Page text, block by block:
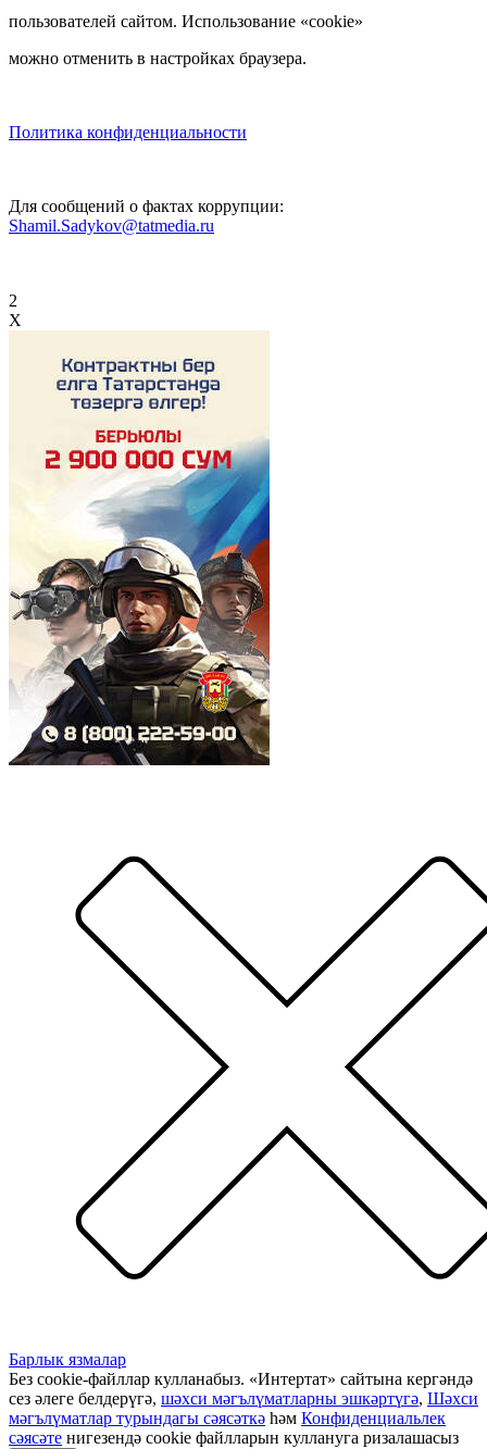
пользователей сайтом. Использование «cookie»
можно отменить в настройках браузера.
Политика конфиденциальности
Для сообщений о фактах коррупции:
Shamil.Sadykov@tatmedia.ru
2
X
Барлык язмалар
Без cookie-файллар кулланабыз. «Интертат» сайтына кергәндә
сез әлеге белдерүгә, шәхси мәгълүматларны эшкәртүгә, Шәхси
мәгълүматлар турындагы сәясәткә һәм Конфиденциальлек
сәясәте нигезендә cookie файлларын куллануга ризалашасыз